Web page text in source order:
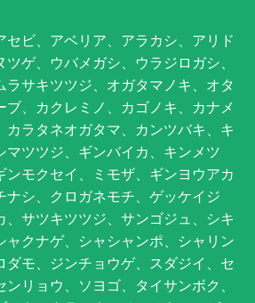
セビ、アベリア、アラカシ、アリド
ゲ、ウバメガシ、ウラジロガシ、
ラサキツツジ、オガタマノキ、オタ
ブ、カクレミノ、カゴノキ、カナメ
カラタネオガタマ、カンツバキ、キ
マツツジ、ギンバイカ、キンメツ
モクセイ、ミモザ、ギンヨウアカ
ナシ、クロガネモチ、ゲッケイジ
、サツキツツジ、サンゴジュ、シキ
ャクナゲ、シャシャンポ、シャリン
ダモ、ジンチョウゲ、スダジイ、セ
リョウ、ソヨゴ、タイサンボク、